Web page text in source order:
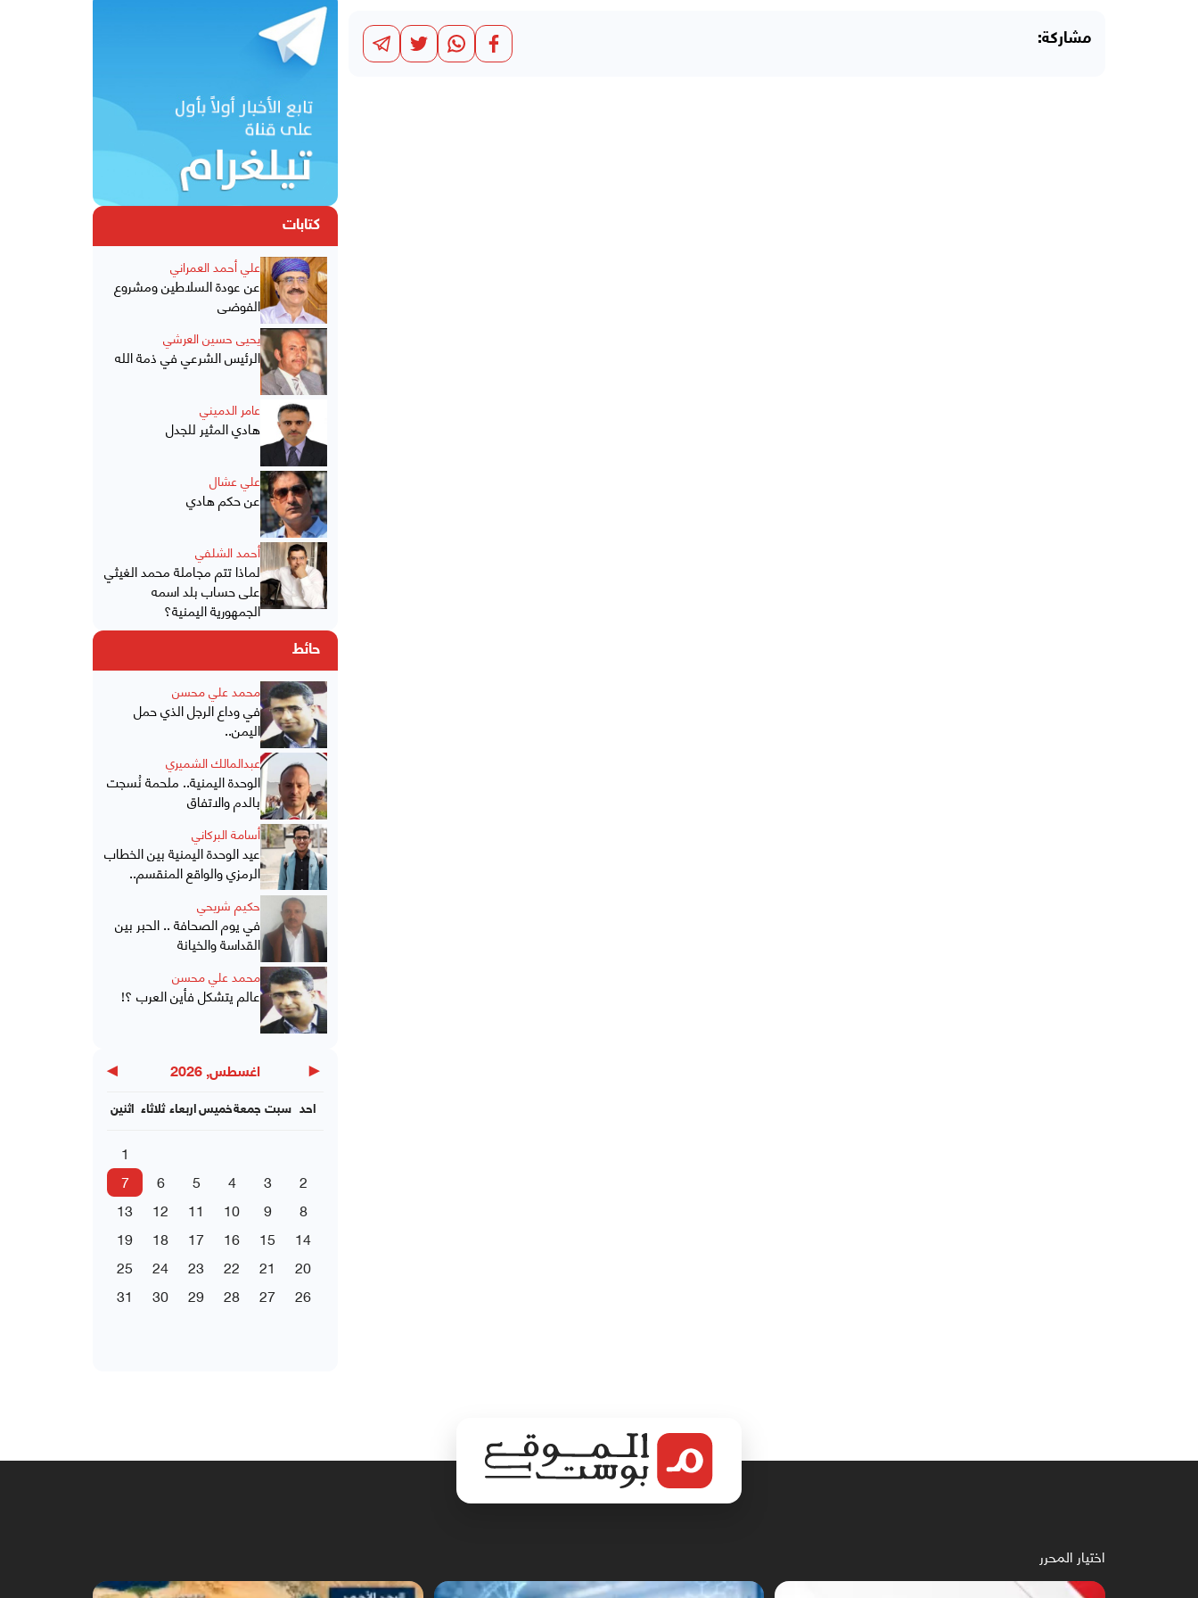
مشاركة:
كتابات
علي أحمد العمراني
عن عودة السلاطين ومشروع
الفوضى
يحيى حسين العرشي
الرئيس الشرعي في ذمة الله
عامر الدميني
هادي المثير للجدل
علي عشال
عن حكم هادي
أحمد الشلفي
لماذا تتم مجاملة محمد الغيثي
على حساب بلد اسمه
الجمهورية اليمنية؟
حائط
محمد علي محسن
في وداع الرجل الذي حمل
اليمن..
عبدالمالك الشميري
الوحدة اليمنية.. ملحمة نُسجت
بالدم والاتفاق
أسامة البركاني
عيد الوحدة اليمنية بين الخطاب
الرمزي والواقع المنقسم..
حكيم شريحي
في يوم الصحافة .. الحبر بين
القداسة والخيانة
محمد علي محسن
عالم يتشكل فأين العرب ؟!
◀ اغسطس, 2026 ▶
اثنين ثلاثاء اربعاءخميسجمعة سبت احد
1
2
3
4
5
6
7
8
9
10
11
12
13
14
15
16
17
18
19
20
21
22
23
24
25
26
27
28
29
30
31
اختيار المحرر